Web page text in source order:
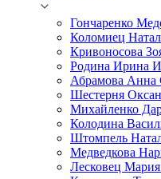
Гончаренко
Коломиец
Кривоносова
Родина Ирина
Абрамова Анна
Шестерня
Михайленко
Колодина
Штомпель
Медведкова
Лесковец